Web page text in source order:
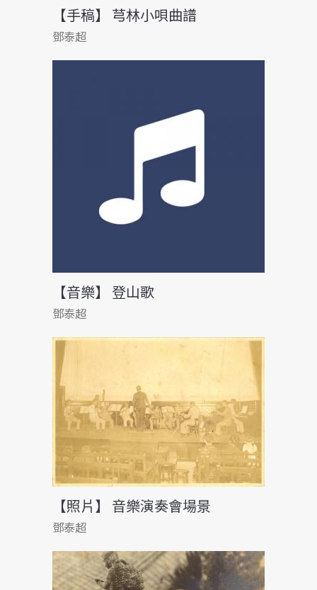
【手稿】 芎林小唄曲譜
鄧泰超
【音樂】 登山歌
鄧泰超
【照片】 音樂演奏會場景
鄧泰超